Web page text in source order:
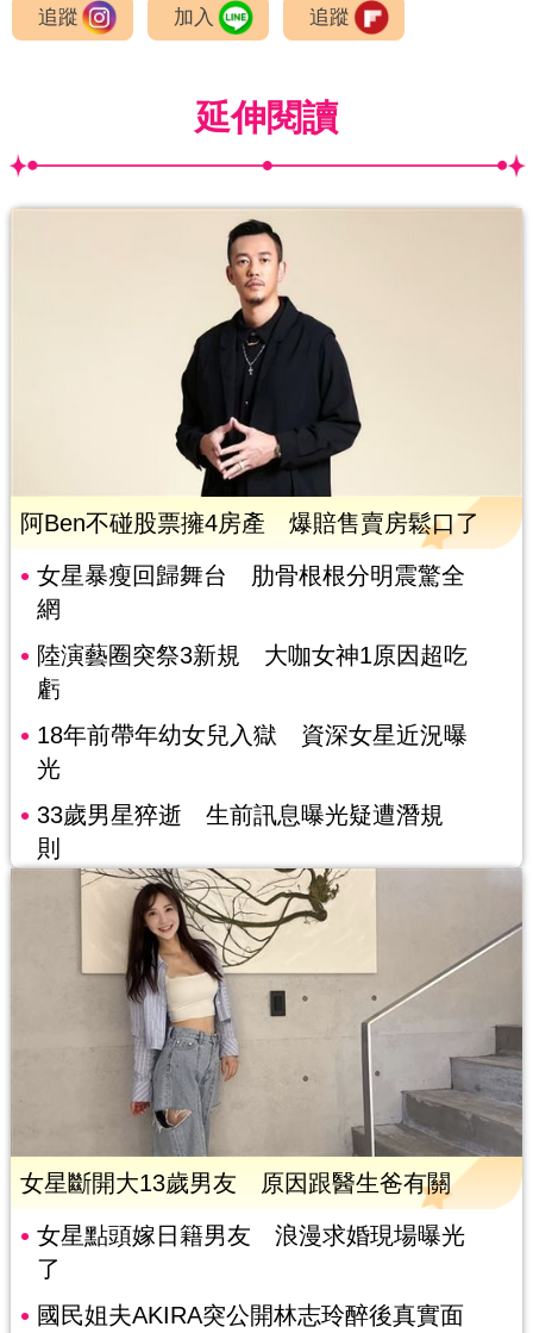
追蹤 加入 追蹤
延伸閱讀
阿Ben不碰股票擁4房產 爆賠售賣房鬆口了
女星暴瘦回歸舞台 肋骨根根分明震驚全
網
陸演藝圈突祭3新規 大咖女神1原因超吃
虧
18年前帶年幼女兒入獄 資深女星近況曝
光
33歲男星猝逝 生前訊息曝光疑遭潛規
則
女星斷開大13歲男友 原因跟醫生爸有關
女星點頭嫁日籍男友 浪漫求婚現場曝光
了
國民姐夫AKIRA突公開林志玲醉後真實面